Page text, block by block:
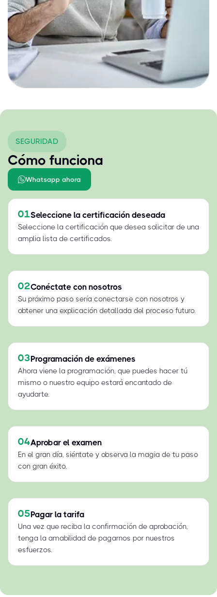
SEGURIDAD
Cómo funciona
Whatsapp ahora
01Seleccione la certificación deseada
Seleccione la certificación que desea solicitar de una
amplia lista de certificados.
02Conéctate con nosotros
Su próximo paso sería conectarse con nosotros y
obtener una explicación detallada del proceso futuro.
03Programación de exámenes
Ahora viene la programación, que puedes hacer tú
mismo o nuestro equipo estará encantado de
ayudarte.
04Aprobar el examen
En el gran día, siéntate y observa la magia de tu paso
con gran éxito.
05Pagar la tarifa
Una vez que reciba la confirmación de aprobación,
tenga la amabilidad de pagarnos por nuestros
esfuerzos.